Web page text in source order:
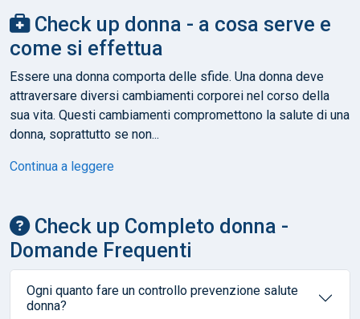
Check up donna - a cosa serve e
come si effettua
Essere una donna comporta delle sfide. Una donna deve
attraversare diversi cambiamenti corporei nel corso della
sua vita. Questi cambiamenti compromettono la salute di una
donna, soprattutto se non...
Continua a leggere
Check up Completo donna -
Domande Frequenti
Ogni quanto fare un controllo prevenzione salute
donna?